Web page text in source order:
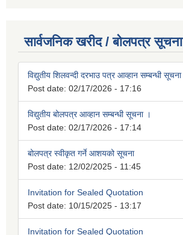
सार्वजनिक खरीद / बोलपत्र सूचना
विद्युतीय शिलवन्दी दरभाउ पत्र आव्हान सम्बन्धी सूचना
Post date: 02/17/2026 - 17:16
विद्युतीय बोलपत्र आव्हान सम्बन्धी सूचना ।
Post date: 02/17/2026 - 17:14
बोलपत्र स्वीकृत गर्ने आशयको सूचना
Post date: 12/02/2025 - 11:45
Invitation for Sealed Quotation
Post date: 10/15/2025 - 13:17
Invitation for Sealed Quotation